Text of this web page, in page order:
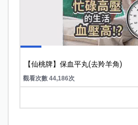
【仙桃牌】保血平丸(去羚羊角)
觀看次數 44,186次